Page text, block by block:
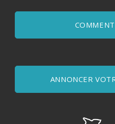
ANNONCER